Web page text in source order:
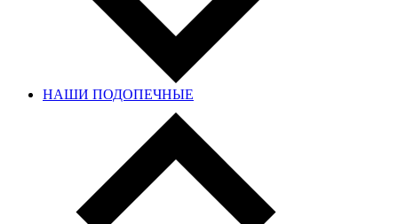
НАШИ ПОДОПЕЧНЫЕ